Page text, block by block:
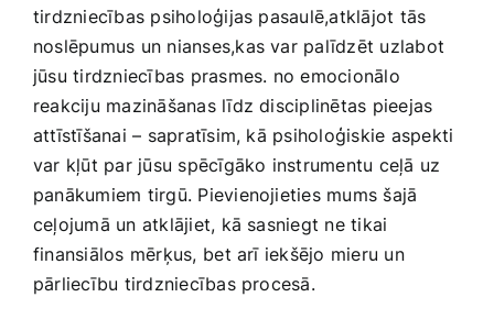
Rotaļlietas, bērnu preces
Smaržas, kosmētika
Sports, tūrisms un atpūta
TV un Sadzīves tehnika
tirdzniecības psiholoģijas pasaulē,atklājot tās
noslēpumus un nianses,kas var palīdzēt uzlabot
jūsu tirdzniecības prasmes. ‌no emocionālo
reakciju mazināšanas līdz disciplinētas pieejas‍
attīstīšanai – sapratīsim, kā psiholoģiskie ‍aspekti
var kļūt par jūsu spēcīgāko instrumentu ceļā uz
panākumiem tirgū. Pievienojieties mums šajā
ceļojumā un atklājiet, kā sasniegt ne tikai
finansiālos mērķus, ⁤bet arī iekšējo mieru un
pārliecību tirdzniecības procesā.